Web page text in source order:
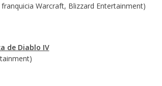
Warcraft, Blizzard Entertainment)
de Diablo IV